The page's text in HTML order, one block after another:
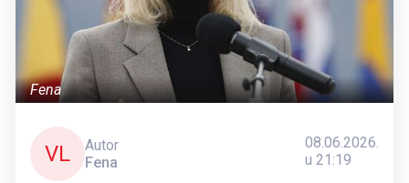
Fena
VL
Autor
Fena
08.06.2026.
u 21:19